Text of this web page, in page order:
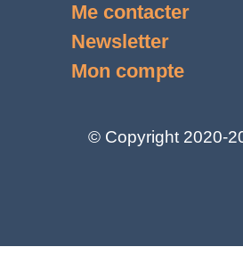
Me contacter
Newsletter
Mon compte
© Copyright 2020-